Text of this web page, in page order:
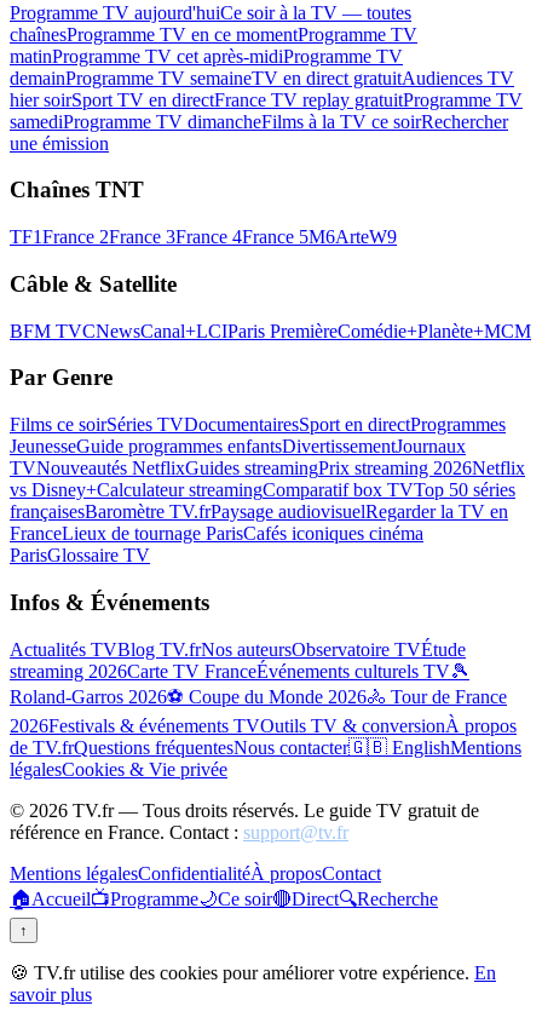
Programme TV aujourd'huiCe soir à la TV — toutes
chaînesProgramme TV en ce momentProgramme TV
matinProgramme TV cet après-midiProgramme TV
demainProgramme TV semaineTV en direct gratuitAudiences TV
hier soirSport TV en directFrance TV replay gratuitProgramme TV
samediProgramme TV dimancheFilms à la TV ce soirRechercher
une émission
Chaînes TNT
TF1France 2France 3France 4France 5M6ArteW9
Câble & Satellite
BFM TVCNewsCanal+LCIParis PremièreComédie+Planète+MCM
Par Genre
Films ce soirSéries TVDocumentairesSport en directProgrammes
JeunesseGuide programmes enfantsDivertissementJournaux
TVNouveautés NetflixGuides streamingPrix streaming 2026Netflix
vs Disney+Calculateur streamingComparatif box TVTop 50 séries
françaisesBaromètre TV.frPaysage audiovisuelRegarder la TV en
FranceLieux de tournage ParisCafés iconiques cinéma
ParisGlossaire TV
Infos & Événements
Actualités TVBlog TV.frNos auteursObservatoire TVÉtude
streaming 2026Carte TV FranceÉvénements culturels TV🎾
Roland-Garros 2026⚽ Coupe du Monde 2026🚴 Tour de France
2026Festivals & événements TVOutils TV & conversionÀ propos
de TV.frQuestions fréquentesNous contacter🇬🇧 EnglishMentions
légalesCookies & Vie privée
© 2026 TV.fr — Tous droits réservés. Le guide TV gratuit de
référence en France. Contact : support@tv.fr
Mentions légalesConfidentialitéÀ proposContact
🏠Accueil📺Programme🌙Ce soir🔴Direct🔍Recherche
↑
🍪 TV.fr utilise des cookies pour améliorer votre expérience. En
savoir plus